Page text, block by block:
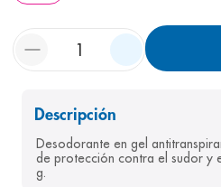
Descripción
Desodorante en gel
de protección contra el sudor y
g.
bioderma
8. pediasure
9. panolini
10